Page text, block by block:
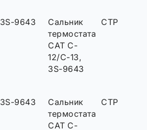
3S-9643
Сальник
термостата
CAT C-
12/C-13,
3S-9643
CTP
3S-9643
Сальник
термостата
CAT C-
CTP